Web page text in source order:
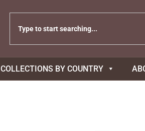
COLLECTIONS BY COUNTRY